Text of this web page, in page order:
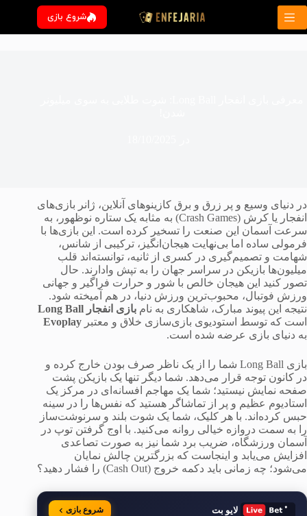
پرش
محتوا
شروع بازی
در دنیای وسیع و پر زرق و برق کازینوهای آنلاین، ژانر بازی‌های
انفجار یا کرش (Crash Games) به مثابه یک ستاره نوظهور، به
سرعت آسمان این صنعت را تسخیر کرده است. این بازی‌ها با
فرمولی ساده اما بی‌نهایت هیجان‌انگیز، ترکیبی از شانس،
شهامت و تصمیم‌گیری در کسری از ثانیه، توانسته‌اند قلب
میلیون‌ها بازیکن در سراسر جهان را به تپش وادارند. حال
تصور کنید این هیجان خالص با شور و حرارت فراگیر و جهانی
ورزش فوتبال، محبوب‌ترین ورزش دنیا، در هم آمیخته شود.
نتیجه این پیوند مبارک، شاهکاری به نام بازی انفجار Long Ball
است که توسط استودیوی بازی‌سازی خلاق و معتبر Evoplay
به دنیای بازی عرضه شده است.
بازی Long Ball شما را از یک ناظر صرف بودن خارج کرده و
در کانون توجه قرار می‌دهد. شما دیگر تنها یک بازیکن پشت
صفحه نمایش نیستید؛ شما یک مهاجم افسانه‌ای در مرکز یک
استادیوم عظیم و پر از تماشاگر هستید که نفس‌ها را در سینه
حبس کرده‌اند. با هر کلیک، شما یک شوت بلند و سرنوشت‌ساز
را به سمت دروازه خیالی روانه می‌کنید. با اوج گرفتن توپ در
آسمان ورزشگاه، ضریب برد شما نیز به صورت تصاعدی
افزایش می‌یابد و اینجاست که بزرگترین چالش نمایان
می‌شود؛ چه زمانی باید دکمه خروج (Cash Out) را فشار دهید؟
لایو بت شروع بازی